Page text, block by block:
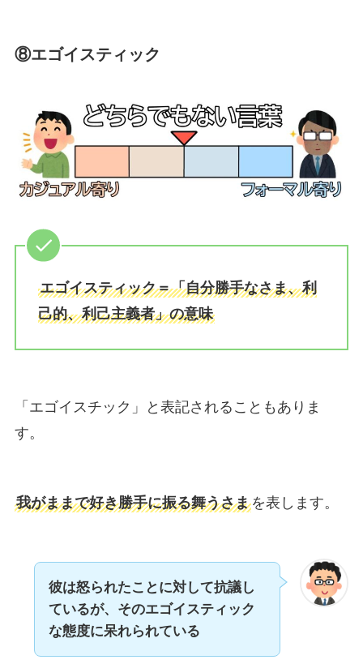
⑧エゴイスティック
エゴイスティック＝「自分勝手なさま、利
己的、利己主義者」の意味
「エゴイスチック」と表記されることもありま
す。
我がままで好き勝手に振る舞うさまを表します。
彼は怒られたことに対して抗議し
ているが、そのエゴイスティック
な態度に呆れられている